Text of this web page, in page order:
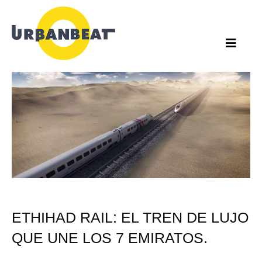
contenido
ETHIHAD RAIL: EL TREN DE LUJO
QUE UNE LOS 7 EMIRATOS.